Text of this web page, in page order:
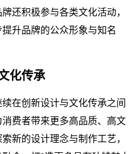
还积极参与各类文化活动，
升品牌的公众形象与知名
化传承
在创新设计与文化传承之间
费者带来更多高品质、高文
新的设计理念与制作工艺，